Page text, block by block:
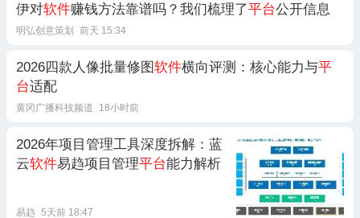
伊对软件赚钱方法靠谱吗？我们梳理了平台公开信息
明弘创意策划 前天 15:34
2026四款人像批量修图软件横向评测：核心能力与平
台适配
黄冈广播科技频道 18小时前
2026年项目管理工具深度拆解：蓝
云软件易趋项目管理平台能力解析
易趋 5天前 18:47